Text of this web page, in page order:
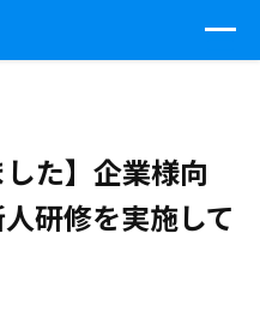
た】企業様向
研修を実施して